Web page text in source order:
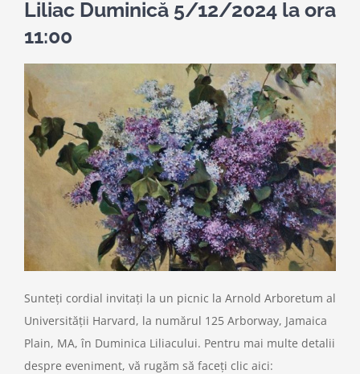
Contactați-ne
Căutare:
Liliac Duminică 5/12/2024 la ora
11:00
Sunteți cordial invitați la un picnic la Arnold Arboretum al
Universității Harvard, la numărul 125 Arborway, Jamaica
Plain, MA, în Duminica Liliacului. Pentru mai multe detalii
despre eveniment, vă rugăm să faceți clic aici: